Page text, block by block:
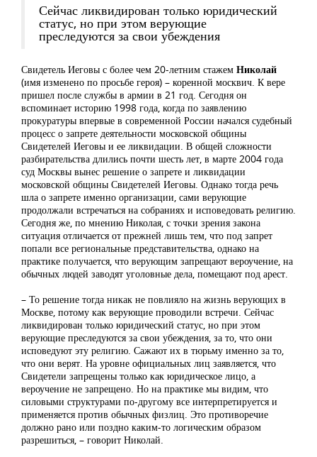
Сейчас ликвидирован только юридический
статус, но при этом верующие
преследуются за свои убеждения
Свидетель Иеговы с более чем 20-летним стажем Николай
(имя изменено по просьбе героя) – коренной москвич. К вере
пришел после службы в армии в 21 год. Сегодня он
вспоминает историю 1998 года, когда по заявлению
прокуратуры впервые в современной России начался судебный
процесс о запрете деятельности московской общины
Свидетелей Иеговы и ее ликвидации. В общей сложности
разбирательства длились почти шесть лет, в марте 2004 года
суд Москвы вынес решение о запрете и ликвидации
московской общины Свидетелей Иеговы. Однако тогда речь
шла о запрете именно организации, сами верующие
продолжали встречаться на собраниях и исповедовать религию.
Сегодня же, по мнению Николая, с точки зрения закона
ситуация отличается от прежней лишь тем, что под запрет
попали все региональные представительства, однако на
практике получается, что верующим запрещают вероучение, на
обычных людей заводят уголовные дела, помещают под арест.
– То решение тогда никак не повлияло на жизнь верующих в
Москве, потому как верующие проводили встречи. Сейчас
ликвидирован только юридический статус, но при этом
верующие преследуются за свои убеждения, за то, что они
исповедуют эту религию. Сажают их в тюрьму именно за то,
что они верят. На уровне официальных лиц заявляется, что
Свидетели запрещены только как юридическое лицо, а
вероучение не запрещено. Но на практике мы видим, что
силовыми структурами по-другому все интерпретируется и
применяется против обычных физлиц. Это противоречие
должно рано или поздно каким-то логическим образом
разрешиться, – говорит Николай.